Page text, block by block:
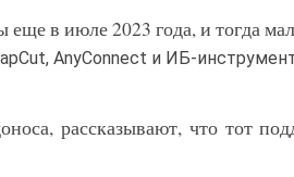
в июле 2023 года, и тогда
AnyConnect и ИБ-
рассказывают, что тот